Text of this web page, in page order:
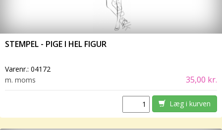
STEMPEL - PIGE I HEL FIGUR
Varenr.: 04172
m. moms
35,00 kr.
Læg i kurven